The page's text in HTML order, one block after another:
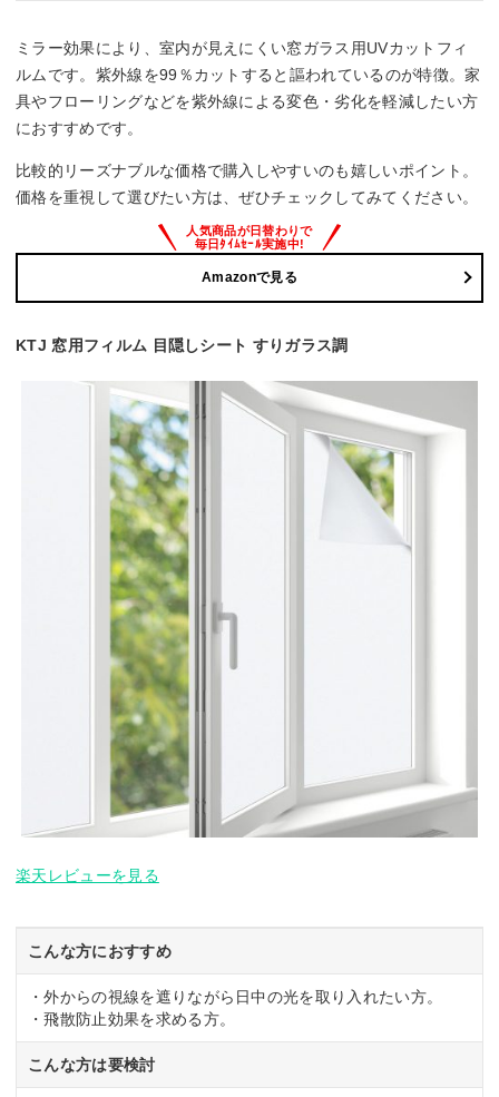
ミラー効果により、室内が見えにくい窓ガラス用UVカットフィ
ルムです。紫外線を99％カットすると謳われているのが特徴。家
具やフローリングなどを紫外線による変色・劣化を軽減したい方
におすすめです。
比較的リーズナブルな価格で購入しやすいのも嬉しいポイント。
価格を重視して選びたい方は、ぜひチェックしてみてください。
Amazonで見る
KTJ 窓用フィルム 目隠しシート すりガラス調
楽天レビューを見る
こんな方におすすめ
・外からの視線を遮りながら日中の光を取り入れたい方。
・飛散防止効果を求める方。
こんな方は要検討